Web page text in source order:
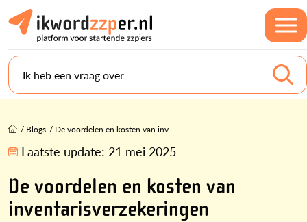
Ik heb een vraag over
/ Blogs / De voordelen en kosten van inv...
Laatste update: 21 mei 2025
De voordelen en kosten van
inventarisverzekeringen